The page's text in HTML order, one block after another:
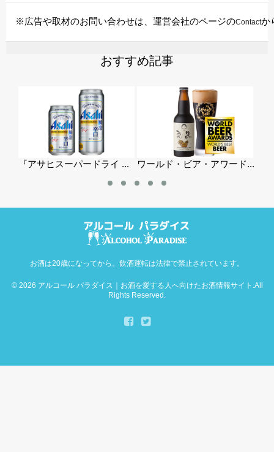
※広告や取材のお問い合わせは、運営会社のページのContactか
おすすめ記事
『アサヒスーパードライ ... ワールド・ビア・アワード...
お酒は20歳になってから。飲酒運転は法律で禁止されています。
© 2026 アルコール パラダイス｜お酒を愛する人へ向けたお酒情報サイト .All
Rights Reserved.